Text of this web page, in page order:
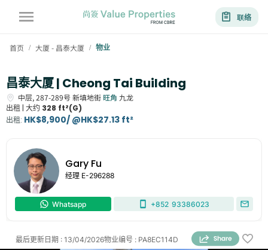
联络
首页 / 大厦 - 昌泰大厦 / 物业
昌泰大厦 | Cheong Tai Building
中层,287-289号 新填地街旺角 九龙
出租 | 大约 328 ft²(G)
出租: HK$8,900/ @HK$27.13 ft²
Gary Fu
经理 E-296288
Whatsapp +852 93386023
物业编号 : PA8EC114D
最后更新日期 : 13/04/2026